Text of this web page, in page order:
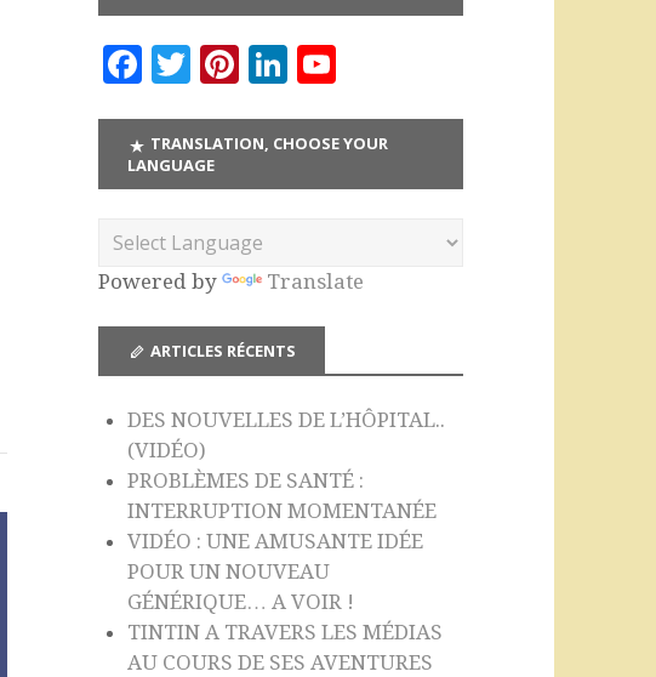
F
c
e
o
o
k
T
it
te
Pi
te
r
t
Li
k
e
u
T
e
h
a
n
el
TRANSLATION, CHOOSE YOUR
LANGUAGE
Powered by Translate
ARTICLES RÉCENTS
DES NOUVELLES DE L’HÔPITAL..
(VIDÉO)
PROBLÈMES DE SANTÉ :
INTERRUPTION MOMENTANÉE
VIDÉO : UNE AMUSANTE IDÉE
POUR UN NOUVEAU
GÉNÉRIQUE… A VOIR !
TINTIN A TRAVERS LES MÉDIAS
AU COURS DE SES AVENTURES